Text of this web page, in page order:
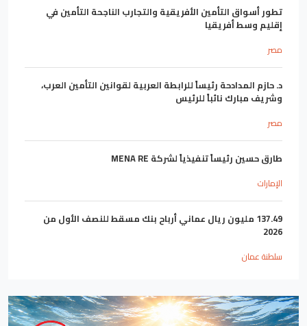
تطور أسواق التأمين الأفريقية والتجارب الناجحة التأمين في
إقليم وسط أفريقيا
مصر
د. حازم المدادحة رئيساً للرابطة العربية لقوانين التأمين العرب،
وشريف مبارك نائباً للرئيس
مصر
طارق حسين رئيساً تنفيذياً لشركة MENA RE
الإمارات
137.49 مليون ريال عماني أرباح بنك مسقط للنصف الأول من
2026
سلطنة عمان